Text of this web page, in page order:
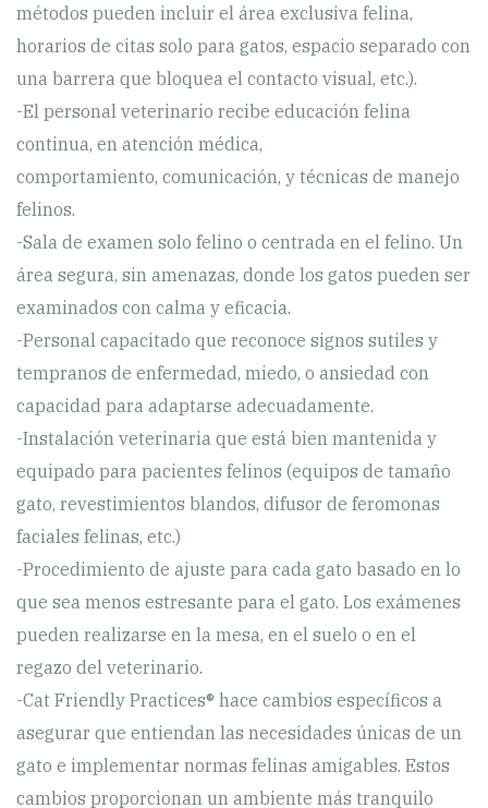
métodos pueden incluir el área exclusiva felina,
horarios de citas solo para gatos, espacio separado con
una barrera que bloquea el contacto visual, etc.).
-El personal veterinario recibe educación felina
continua, en atención médica,
comportamiento, comunicación, y técnicas de manejo
felinos.
-Sala de examen solo felino o centrada en el felino. Un
área segura, sin amenazas, donde los gatos pueden ser
examinados con calma y eficacia.
-Personal capacitado que reconoce signos sutiles y
tempranos de enfermedad, miedo, o ansiedad con
capacidad para adaptarse adecuadamente.
-Instalación veterinaria que está bien mantenida y
equipado para pacientes felinos (equipos de tamaño
gato, revestimientos blandos, difusor de feromonas
faciales felinas, etc.)
-Procedimiento de ajuste para cada gato basado en lo
que sea menos estresante para el gato. Los exámenes
pueden realizarse en la mesa, en el suelo o en el
regazo del veterinario.
-Cat Friendly Practices® hace cambios específicos a
asegurar que entiendan las necesidades únicas de un
gato e implementar normas felinas amigables. Estos
cambios proporcionan un ambiente más tranquilo